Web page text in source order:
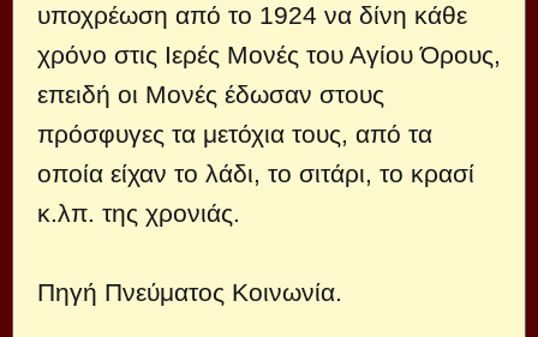
υποχρέωση από το 1924 να δίνη κάθε
χρόνο στις Ιερές Μονές του Αγίου Όρους,
επειδή οι Μονές έδωσαν στους
πρόσφυγες τα μετόχια τους, από τα
οποία είχαν το λάδι, το σιτάρι, το κρασί
κ.λπ. της χρονιάς.
Πηγή Πνεύματος Κοινωνία.